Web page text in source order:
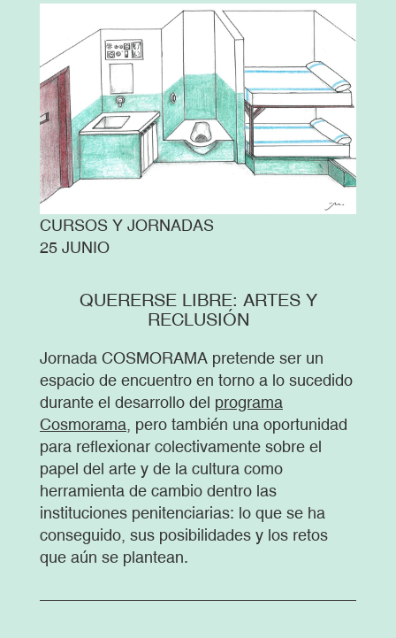
CURSOS Y JORNADAS
25 JUNIO
QUERERSE LIBRE: ARTES Y
RECLUSIÓN
Jornada COSMORAMA pretende ser un
espacio de encuentro en torno a lo sucedido
durante el desarrollo del programa
Cosmorama , pero también una oportunidad
para reflexionar colectivamente sobre el
papel del arte y de la cultura como
herramienta de cambio dentro las
instituciones penitenciarias: lo que se ha
conseguido, sus posibilidades y los retos
que aún se plantean.